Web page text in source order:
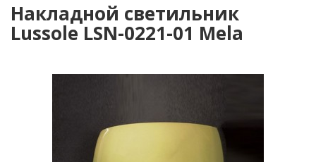
Накладной светильник
Lussole LSN-0221-01 Mela